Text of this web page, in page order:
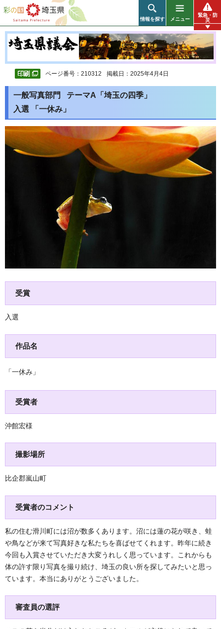
彩の国 埼玉県
情報を探す メニュー
緊急・防
災
ページ番号：210312 掲載日：2025年4月4日
一般写真部門 テーマA「埼玉の四季」
入選 「一休み」
受賞
入選
作品名
「一休み」
受賞者
沖館宏様
撮影場所
比企郡嵐山町
受賞者のコメント
私の住む滑川町には沼が数多くあります。沼には蓮の花が咲き、蛙
や鳥などが来て写真好きな私たちを喜ばせてくれます。昨年に続き
今回も入賞させていただき大変うれしく思っています。これからも
体の許す限り写真を撮り続け、埼玉の良い所を探してみたいと思っ
ています。本当にありがとうございました。
審査員の選評